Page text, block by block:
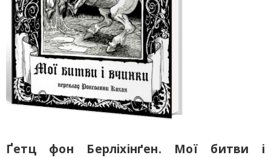
Ґетц фон Берліхінґен. Мої битви і